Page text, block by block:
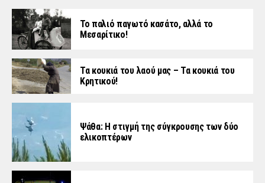
Το παλιό παγωτό κασάτο, αλλά το
Μεσαρίτικο!
Τα κουκιά του λαού μας – Τα κουκιά του
Κρητικού!
Ψάθα: Η στιγμή της σύγκρουσης των δύο
ελικοπτέρων